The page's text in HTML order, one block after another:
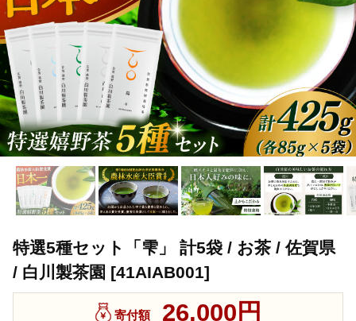
特選5種セット「雫」 計5袋 / お茶 / 佐賀県
/ 白川製茶園 [41AIAB001]
寄付額 26,000円